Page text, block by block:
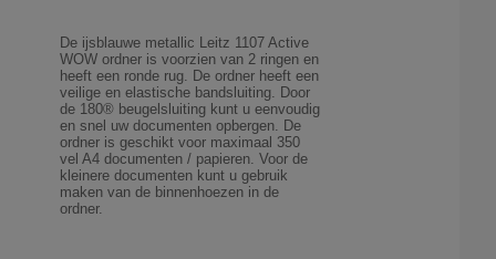
De ijsblauwe metallic Leitz 1107 Active
WOW ordner is voorzien van 2 ringen en
heeft een ronde rug. De ordner heeft een
veilige en elastische bandsluiting. Door
de 180® beugelsluiting kunt u eenvoudig
en snel uw documenten opbergen. De
ordner is geschikt voor maximaal 350
vel A4 documenten / papieren. Voor de
kleinere documenten kunt u gebruik
maken van de binnenhoezen in de
ordner.